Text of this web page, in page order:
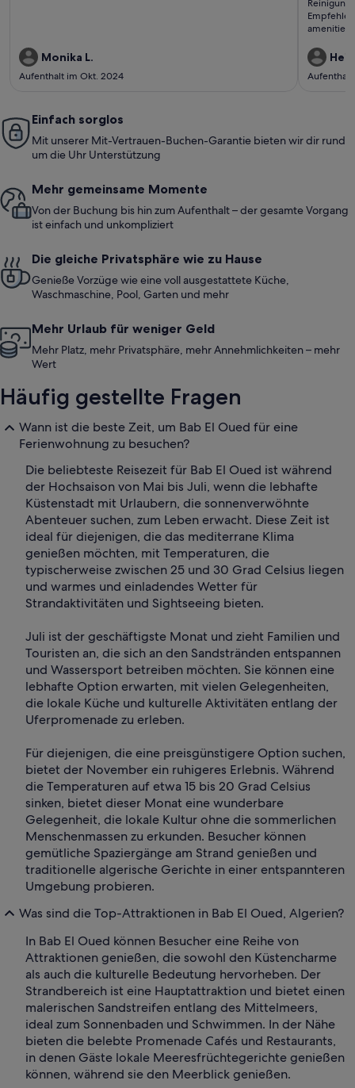
Monika L.
Aufenthalt im Okt. 2024
Empfehle
amenities.
Aufenthalt
Einfach sorglos
Mit unserer Mit-Vertrauen-Buchen-Garantie bieten wir dir rund
um die Uhr Unterstützung
Mehr gemeinsame Momente
Von der Buchung bis hin zum Aufenthalt – der gesamte Vorgang
ist einfach und unkompliziert
Die gleiche Privatsphäre wie zu Hause
Genieße Vorzüge wie eine voll ausgestattete Küche,
Waschmaschine, Pool, Garten und mehr
Mehr Urlaub für weniger Geld
Mehr Platz, mehr Privatsphäre, mehr Annehmlichkeiten – mehr
Wert
Häufig gestellte Fragen
Wann ist die beste Zeit, um Bab El Oued für eine
Ferienwohnung zu besuchen?
Die beliebteste Reisezeit für Bab El Oued ist während
der Hochsaison von Mai bis Juli, wenn die lebhafte
Küstenstadt mit Urlaubern, die sonnenverwöhnte
Abenteuer suchen, zum Leben erwacht. Diese Zeit ist
ideal für diejenigen, die das mediterrane Klima
genießen möchten, mit Temperaturen, die
typischerweise zwischen 25 und 30 Grad Celsius liegen
und warmes und einladendes Wetter für
Strandaktivitäten und Sightseeing bieten.
Juli ist der geschäftigste Monat und zieht Familien und
Touristen an, die sich an den Sandstränden entspannen
und Wassersport betreiben möchten. Sie können eine
lebhafte Option erwarten, mit vielen Gelegenheiten,
die lokale Küche und kulturelle Aktivitäten entlang der
Uferpromenade zu erleben.
Für diejenigen, die eine preisgünstigere Option suchen,
bietet der November ein ruhigeres Erlebnis. Während
die Temperaturen auf etwa 15 bis 20 Grad Celsius
sinken, bietet dieser Monat eine wunderbare
Gelegenheit, die lokale Kultur ohne die sommerlichen
Menschenmassen zu erkunden. Besucher können
gemütliche Spaziergänge am Strand genießen und
traditionelle algerische Gerichte in einer entspannteren
Umgebung probieren.
Was sind die Top-Attraktionen in Bab El Oued, Algerien?
In Bab El Oued können Besucher eine Reihe von
Attraktionen genießen, die sowohl den Küstencharme
als auch die kulturelle Bedeutung hervorheben. Der
Strandbereich ist eine Hauptattraktion und bietet einen
malerischen Sandstreifen entlang des Mittelmeers,
ideal zum Sonnenbaden und Schwimmen. In der Nähe
bieten die belebte Promenade Cafés und Restaurants,
in denen Gäste lokale Meeresfrüchtegerichte genießen
können, während sie den Meerblick genießen.